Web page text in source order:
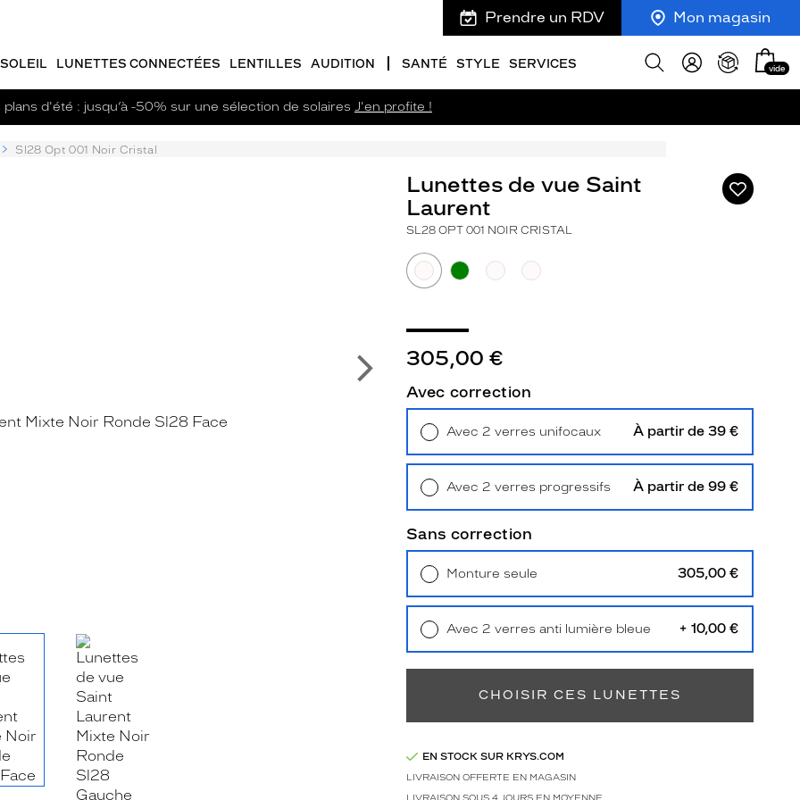
Prendre un RDV Mon magasin
LUNETTES CONNECTÉES LENTILLES AUDITION SANTÉ STYLE SERVICES
Afficher
Mon
panier
vide
plans d'été : jusqu’à -50% sur une sélection de solaires J'en profite !
Sl28 Opt 001 Noir Cristal
Ajouter
à
Suivant
Lunettes de vue Saint
Laurent
SL28 OPT 001 NOIR CRISTAL
305,00 €
Avec correction
Avec 2 verres unifocaux À partir de 39 €
Avec 2 verres progressifs À partir de 99 €
Sans correction
Monture seule 305,00 €
Retrait en magasin Offert
Avec 2 verres anti lumière bleue + 10,00 €
CHOISIR CES LUNETTES
EN STOCK SUR KRYS.COM
LIVRAISON OFFERTE EN MAGASIN